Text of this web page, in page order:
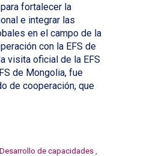
fortalecer la
e integrar las
en el campo de la
con la EFS de
visita oficial de la EFS
de Mongolia, fue
de cooperación, que
Desarrollo de capacidades